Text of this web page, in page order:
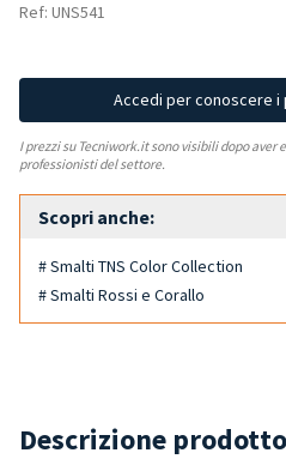
Ref: UNS541
Accedi per conoscere i
I prezzi su Tecniwork.it sono visibili dopo
professionisti del settore.
Scopri anche:
# Smalti TNS Color Collection
# Smalti Rossi e Corallo
Descrizione prodotto